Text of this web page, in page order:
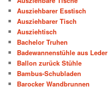
Ausziehbarer Esstisch
Ausziehbarer Tisch
Ausziehtisch
Bachelor Truhen
Badewannenstühle aus Leder
Ballon zurück Stühle
Bambus-Schubladen
Barocker Wandbrunnen